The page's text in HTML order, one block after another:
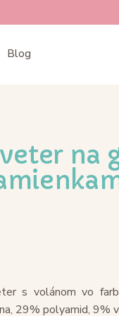
Blog
na
s volánom vo
29% polyamid, 9%